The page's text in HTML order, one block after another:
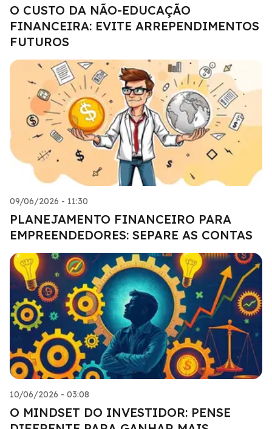
O CUSTO DA NÃO-EDUCAÇÃO
FINANCEIRA: EVITE ARREPENDIMENTOS
FUTUROS
09/06/2026 - 11:30
PLANEJAMENTO FINANCEIRO PARA
EMPREENDEDORES: SEPARE AS CONTAS
10/06/2026 - 03:08
O MINDSET DO INVESTIDOR: PENSE